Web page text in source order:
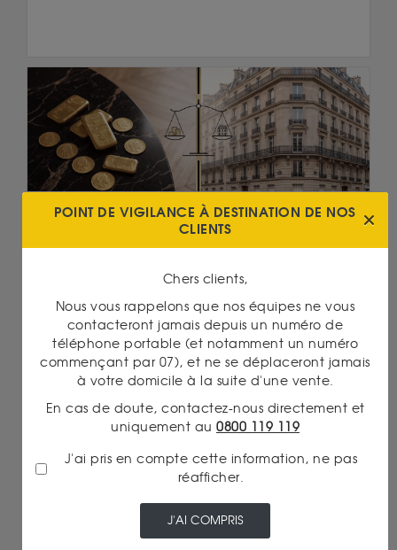
OR PHYSIQUE OU IMMOBILIER : QUELLE
Lire la suite
POINT DE VIGILANCE À DESTINATION DE NOS
CLIENTS
Chers clients,
Nous vous rappelons que nos équipes ne vous
contacteront jamais depuis un numéro de
téléphone portable (et notamment un numéro
commençant par 07), et ne se déplaceront jamais
à votre domicile à la suite d'une vente.
En cas de doute, contactez-nous directement et
uniquement au 0800 119 119
J'ai pris en compte cette information, ne pas
réafficher.
J'AI COMPRIS